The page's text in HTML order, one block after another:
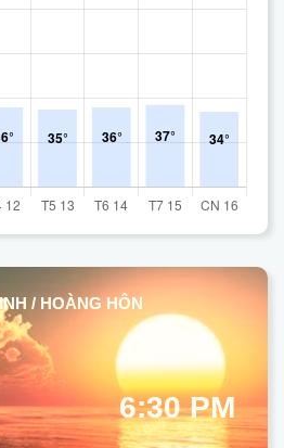
/ HOÀNG HÔN
6:30 PM